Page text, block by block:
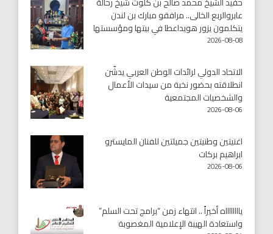
عابروالربع الخالى.. مرافقو مبارك بن لندن
يتكلمون يزور هويداعطا في بيتها ومؤسستها
2026-08-08
الاتحاد الدولي لرائدات الوطن العربي يدشّن
انطلاقته بحضور نخبة من سيدات الأعمال
والشخصيات المجتمعية
2026-08-06
اغنيتين وطنيتين جميلتين للفنان المايسترو
ابراهيم بركات
2026-08-06
يااااااااه أخيراً .. انتهاء زمن “برامج تحت السلم”
واستعادة الهيبة الإعلامية المغصوبة